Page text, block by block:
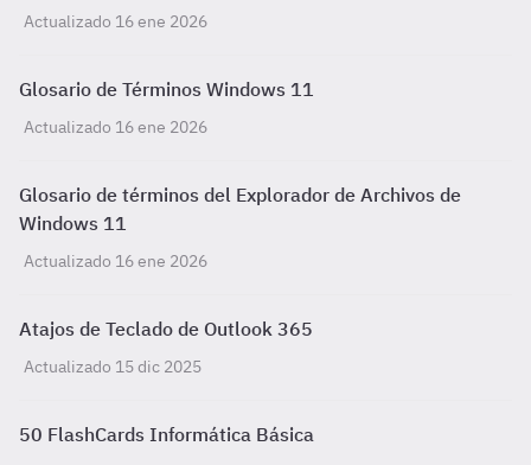
Actualizado 16 ene 2026
Glosario de Términos Windows 11
Actualizado 16 ene 2026
Glosario de términos del Explorador de Archivos de
Windows 11
Actualizado 16 ene 2026
Atajos de Teclado de Outlook 365
Actualizado 15 dic 2025
50 FlashCards Informática Básica